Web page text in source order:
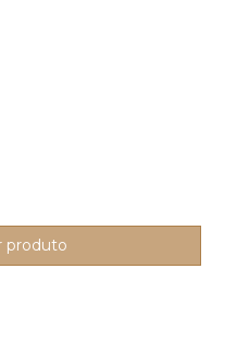
produto